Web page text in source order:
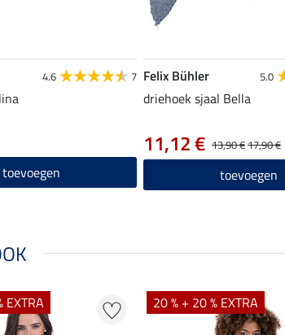
4.6 7
toevoegen
Felix Bühler 5.0
driehoek sjaal Bella
13,90 €17,90 €
11,12 €
toevoegen
EXTRA 20 % + 20 % EXTRA